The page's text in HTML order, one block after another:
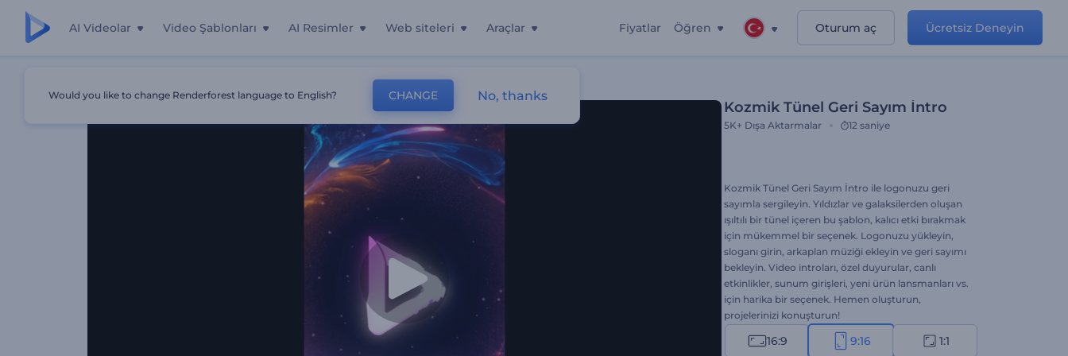
AI Videolar Video Şablonları AI Resimler Web siteleri Araçlar Fiyatlar Öğren Oturum aç Ücretsiz Deneyin
Kozmik Tünel Geri Sayım İntro
5K+ Dışa Aktarmalar 12 saniye
Kozmik Tünel Geri Sayım İntro ile logonuzu geri
sayımla sergileyin. Yıldızlar ve galaksilerden oluşan
ışıltılı bir tünel içeren bu şablon, kalıcı etki bırakmak
için mükemmel bir seçenek. Logonuzu yükleyin,
sloganı girin, arkaplan müziği ekleyin ve geri sayımı
bekleyin. Video introları, özel duyurular, canlı
etkinlikler, sunum girişleri, yeni ürün lansmanları vs.
için harika bir seçenek. Hemen oluşturun,
projelerinizi konuşturun!
16:9 9:16 1:1
Would you like to change Renderforest language to English? CHANGE No, thanks